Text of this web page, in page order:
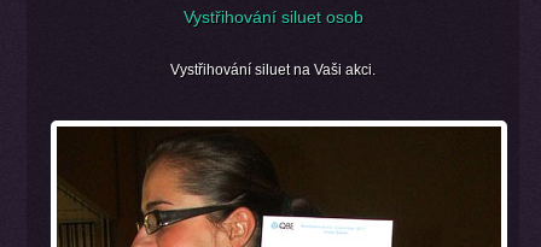
Vystřihování siluet osob
Vystřihování siluet na Vaši akci.